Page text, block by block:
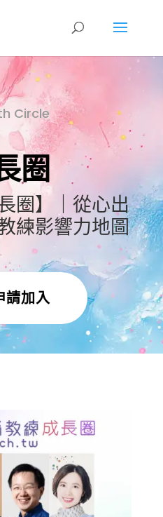
Circle
圈
圈】｜從心出
練影響力地圖
請加入